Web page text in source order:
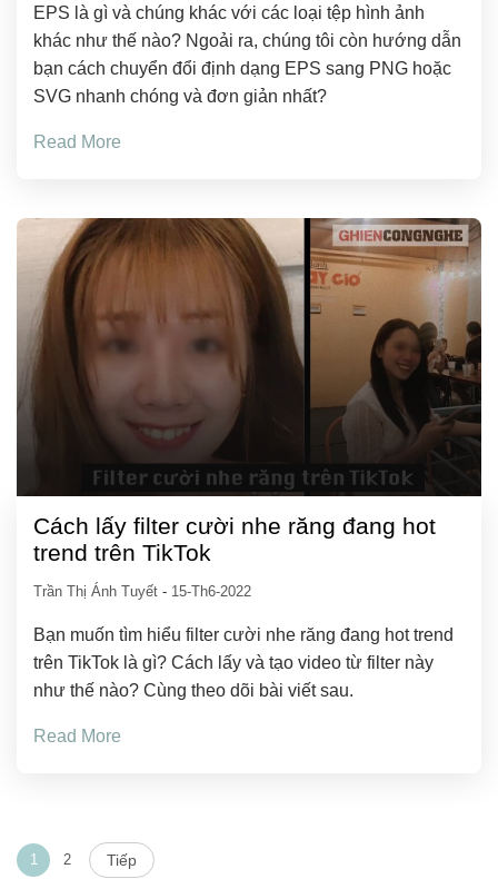
EPS là gì và chúng khác với các loại tệp hình ảnh
khác như thế nào? Ngoải ra, chúng tôi còn hướng dẫn
bạn cách chuyển đổi định dạng EPS sang PNG hoặc
SVG nhanh chóng và đơn giản nhất?
Read More
Cách lấy filter cười nhe răng đang hot
trend trên TikTok
Trần Thị Ánh Tuyết - 15-Th6-2022
Bạn muốn tìm hiểu filter cười nhe răng đang hot trend
trên TikTok là gì? Cách lấy và tạo video từ filter này
như thế nào? Cùng theo dõi bài viết sau.
Read More
1 2 Tiếp